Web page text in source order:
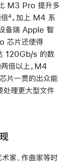
M3 Pro 提升多
4 。加上 M4 系
备端 Apple 智
芯片还使得
120Gb/s 的数
倍以上。M4
片一贯的出众能
处理更大型文件
家、作曲家等时